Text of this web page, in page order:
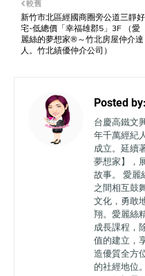
較舊
新竹市北區經國商圈旁公道三靜好
宅-低總價「幸福雄郡5」3F （愛
麗絲的夢想家®～竹北房屋仲介達
人。竹北績優仲介公司）
Posted by:
台慶高鐵文
年千萬經紀
成立。延續
夢想家】，
故事。 愛麗
之間相互鼓
文化，勇敢
翔。愛麗絲
成長課程，
值的建立，
造優質全方
的社經地位